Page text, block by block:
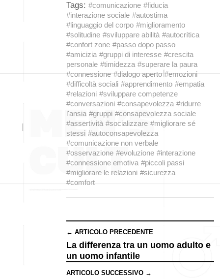
Tags: #comunicazione #fiducia
#interazione sociale #autostima
#linguaggio del corpo #miglioramento
#solitudine #sviluppare abilità #autocrítica
#confort zone #passo dopo passo
#amicizia #gruppi di interesse #crescita
personale #timidezza #superare la paura
#connessione #dialogo aperto #emozioni
#difficoltà sociali #apprendimento #empatia
#relazioni #sviluppare competenze
#conversazioni #consapevolezza #ridurre
l'ansia #gruppi #consapevolezza sociale
#assertività #socializzare #migliorare sé
stessi #autoconsapevolezza
#comunicazione non verbale
#osservazione #evoluzione #interazione
#connessione emotiva #piccoli passi
#migliorare le relazioni #sicurezza
#comfort
← ARTICOLO PRECEDENTE
La differenza tra un uomo adulto e
un uomo infantile
ARTICOLO SUCCESSIVO →